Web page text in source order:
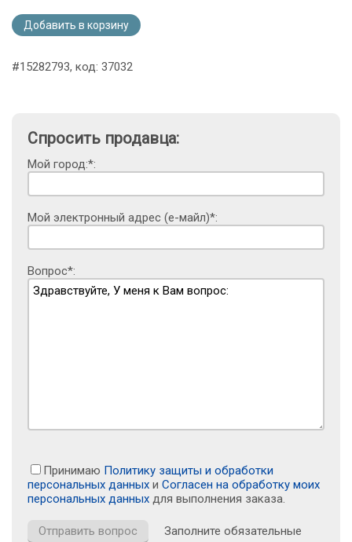
Добавить в корзину
#15282793, код: 37032
Спросить продавца:
Мой город:*:
Мой электронный адрес (е-майл)*:
Вопрос*:
Принимаю Политику защиты и обработки
персональных данных и Согласен на обработку моих
персональных данных для выполнения заказа.
Заполните обязательные